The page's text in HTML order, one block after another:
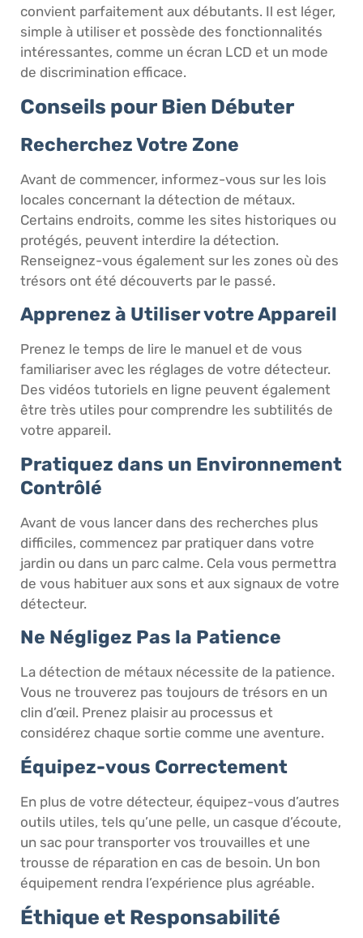
convient parfaitement aux débutants. Il est léger,
simple à utiliser et possède des fonctionnalités
intéressantes, comme un écran LCD et un mode
de discrimination efficace.
Conseils pour Bien Débuter
Recherchez Votre Zone
Avant de commencer, informez-vous sur les lois
locales concernant la détection de métaux.
Certains endroits, comme les sites historiques ou
protégés, peuvent interdire la détection.
Renseignez-vous également sur les zones où des
trésors ont été découverts par le passé.
Apprenez à Utiliser votre Appareil
Prenez le temps de lire le manuel et de vous
familiariser avec les réglages de votre détecteur.
Des vidéos tutoriels en ligne peuvent également
être très utiles pour comprendre les subtilités de
votre appareil.
Pratiquez dans un Environnement
Contrôlé
Avant de vous lancer dans des recherches plus
difficiles, commencez par pratiquer dans votre
jardin ou dans un parc calme. Cela vous permettra
de vous habituer aux sons et aux signaux de votre
détecteur.
Ne Négligez Pas la Patience
La détection de métaux nécessite de la patience.
Vous ne trouverez pas toujours de trésors en un
clin d’œil. Prenez plaisir au processus et
considérez chaque sortie comme une aventure.
Équipez-vous Correctement
En plus de votre détecteur, équipez-vous d’autres
outils utiles, tels qu’une pelle, un casque d’écoute,
un sac pour transporter vos trouvailles et une
trousse de réparation en cas de besoin. Un bon
équipement rendra l’expérience plus agréable.
Éthique et Responsabilité